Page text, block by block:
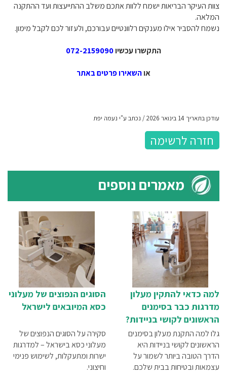
צוות העיקר הבריאות ישמח ללוות אתכם משלב ההתייעצות ועד ההתקנה
המלאה.
נשמח להסביר אילו מענקים רלוונטיים עבורכם, ולעזור לכם לקבל מימון.
התקשרו עכשיו072-2159090
אוהשאירו פרטים באתר
עודכן בתאריך 14 בינואר 2026 / נכתב ע"י נעמה יפת
חזרה לרשימה
מאמרים נוספים
הסוגים הנפוצים של מעלוני
כסא המיובאים לישראל
סקירה על הסוגים הנפוצים של
מעלוני כסא בישראל – למדרגות
ישרות ומתעקלות, לשימוש פנימי
וחיצוני.
למה כדאי להתקין מעלון
מדרגות כבר בסימנים
הראשונים לקושי בניידות?
גלו למה התקנת מעלון בסימנים
הראשונים לקושי בניידות היא
הדרך הטובה ביותר לשמור על
עצמאות ובטיחות בבית שלכם.